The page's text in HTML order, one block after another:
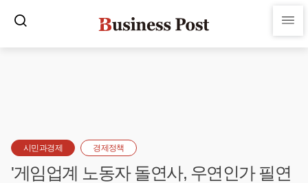
시민과경제 경제정책
'게임업계 노동자 돌연사, 우연인가 필연